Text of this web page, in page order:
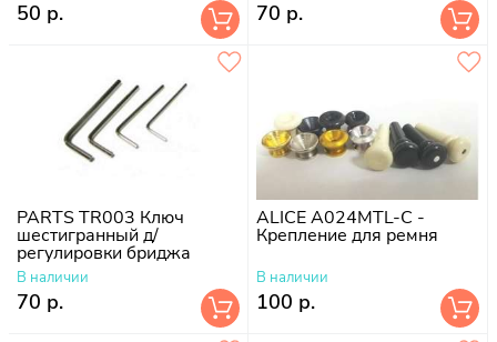
50 р. 70 р.
PARTS TR003 Ключ
шестигранный д/
регулировки бриджа
В наличии
70 р.
ALICE A024MTL-C -
Крепление для ремня
В наличии
100 р.